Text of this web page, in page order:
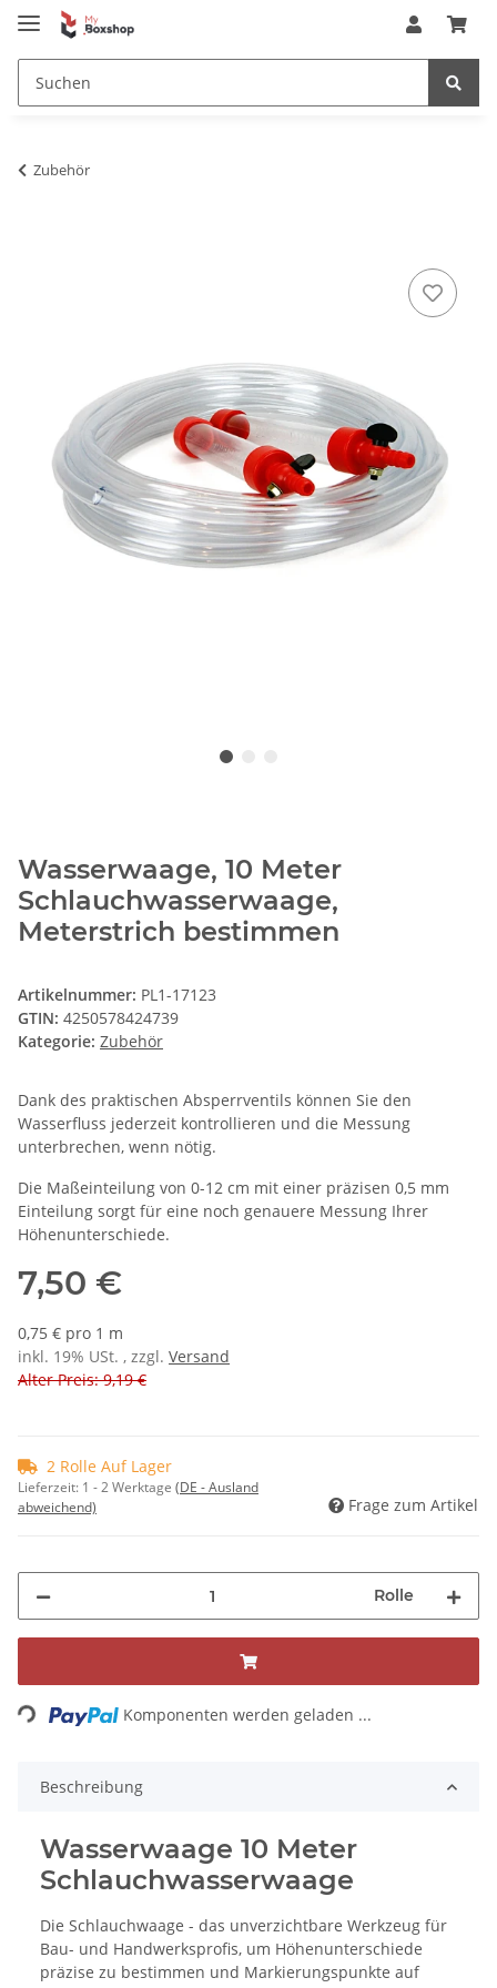
Zubehör
Wasserwaage, 10 Meter
Schlauchwasserwaage,
Meterstrich bestimmen
Artikelnummer: PL1-17123
GTIN: 4250578424739
Kategorie: Zubehör
Dank des praktischen Absperrventils können Sie den
Wasserfluss jederzeit kontrollieren und die Messung
unterbrechen, wenn nötig.
Die Maßeinteilung von 0-12 cm mit einer präzisen 0,5 mm
Einteilung sorgt für eine noch genauere Messung Ihrer
Höhenunterschiede.
7,50 €
0,75 € pro 1 m
inkl. 19% USt. , zzgl. Versand
Alter Preis: 9,19 €
2 Rolle Auf Lager
Lieferzeit: 1 - 2 Werktage (DE - Ausland
abweichend)
Frage zum Artikel
Rolle
Loading... Komponenten werden geladen ...
Beschreibung
Wasserwaage 10 Meter
Schlauchwasserwaage
Die Schlauchwaage - das unverzichtbare Werkzeug für
Bau- und Handwerksprofis, um Höhenunterschiede
präzise zu bestimmen und Markierungspunkte auf